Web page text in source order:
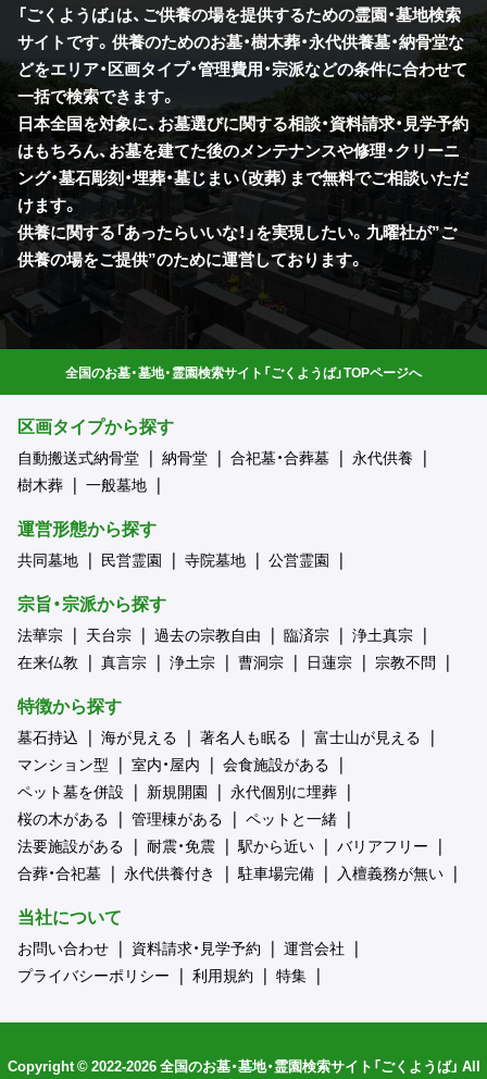
「ごくようば」は、ご供養の場を提供するための霊園・墓地検索
サイトです。供養のためのお墓・樹木葬・永代供養墓・納骨堂な
どをエリア・区画タイプ・管理費用・宗派などの条件に合わせて
一括で検索できます。
日本全国を対象に、お墓選びに関する相談・資料請求・見学予約
はもちろん、お墓を建てた後のメンテナンスや修理・クリーニ
ング・墓石彫刻・埋葬・墓じまい（改葬）まで無料でご相談いただ
けます。
供養に関する「あったらいいな！」を実現したい。九曜社が”ご
供養の場をご提供”のために運営しております。
全国のお墓・墓地・霊園検索サイト「ごくようば」TOPページへ
区画タイプから探す
自動搬送式納骨堂 納骨堂 合祀墓・合葬墓
永代供養
樹木葬
一般墓地
運営形態から探す
共同墓地 民営霊園 寺院墓地 公営霊園
宗旨・宗派から探す
法華宗 天台宗 過去の宗教自由 臨済宗
浄土真宗
在来仏教
真言宗 浄土宗 曹洞宗 日蓮宗 宗教不問
特徴から探す
墓石持込 海が見える 著名人も眠る
富士山が見える
マンション型
室内・屋内
会食施設がある
ペット墓を併設
新規開園
永代個別に埋葬
桜の木がある
管理棟がある
ペットと一緒
法要施設がある
耐震・免震 駅から近い
バリアフリー
合葬・合祀墓
永代供養付き 駐車場完備 入檀義務が無い
当社について
お問い合わせ 資料請求・見学予約
運営会社
プライバシーポリシー
利用規約 特集
Copyright © 2022-2026 全国のお墓・墓地・霊園検索サイト「ごくようば」 All